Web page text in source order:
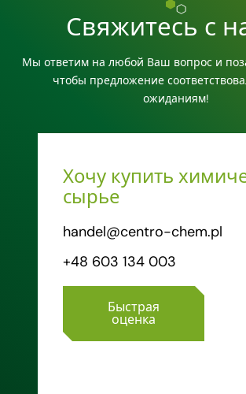
Свяжитесь с
Мы ответим на любой Ваш вопрос и
чтобы предложение
ожиданиям!
Хочу купить
сырье
handel@centro-chem.pl
+48 603 134 003
Быстрая
оценка